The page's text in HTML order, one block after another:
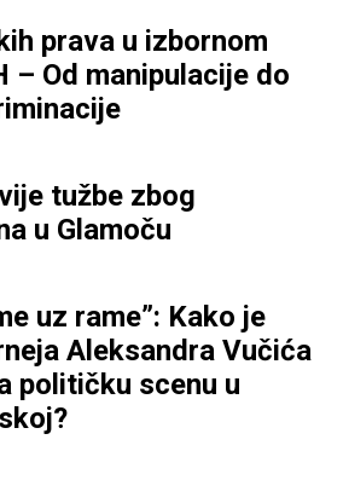
prava u izbornom
– Od manipulacije do
tužbe zbog
u Glamoču
uz rame”: Kako je
Aleksandra Vučića
političku scenu u